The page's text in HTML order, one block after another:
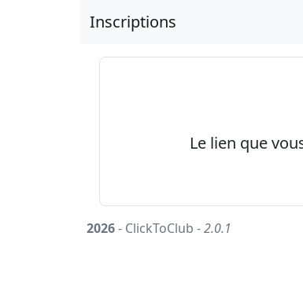
Inscriptions
Le lien que
2026- ClickToClub -2.0.1